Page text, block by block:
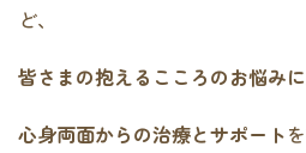
ど、
皆さまの抱えるこころのお悩みに
心身両面からの治療とサポート